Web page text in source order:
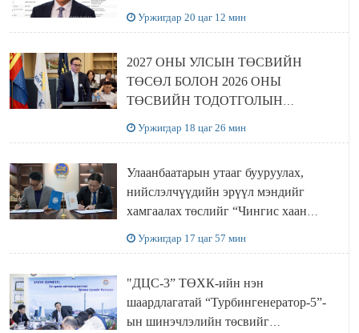
Уржигдар 20 цаг 12 мин
2027 ОНЫ УЛСЫН ТӨСВИЙН
ТӨСӨЛ БОЛОН 2026 ОНЫ
ТӨСВИЙН ТОДОТГОЛЫН
Уржигдар 18 цаг 26 мин
Улаанбаатарын утааг бууруулах,
нийслэлчүүдийн эрүүл мэндийг
хамгаалах төслийг “Чингис хаан
Уржигдар 17 цаг 57 мин
"ДЦС-3” ТӨХК-ийн нэн
шаардлагатай “Турбингенератор-5”-
ын шинэчлэлийн төсвийг